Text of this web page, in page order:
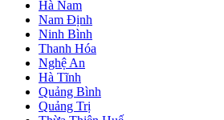
Hà Nam
Nam Định
Ninh Bình
Thanh Hóa
Nghệ An
Hà Tĩnh
Quảng Bình
Quảng Trị